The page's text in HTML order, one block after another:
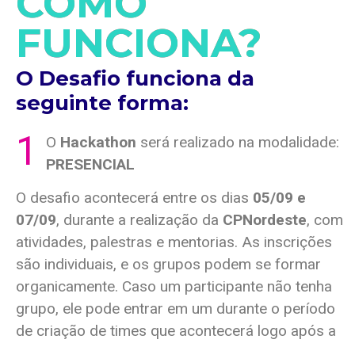
FUNCIONA?
O Desafio funciona da
seguinte forma:
1 O Hackathon será realizado na modalidade:
PRESENCIAL
O desafio acontecerá entre os dias 05/09 e
07/09, durante a realização da CPNordeste, com
atividades, palestras e mentorias. As inscrições
são individuais, e os grupos podem se formar
organicamente. Caso um participante não tenha
grupo, ele pode entrar em um durante o período
de criação de times que acontecerá logo após a